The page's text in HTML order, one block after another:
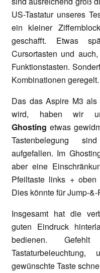
US-Tastatur unseres
ein kleiner
geschafft. Etwas
Cursortasten und
Funktionstasten.
Kombinationen geregelt.
Das das Aspire M3 als
wird, haben wir
Ghosting etwas
Tastenbelegung
aufgefallen. Im
aber eine
Pfeiltaste links + oben
Dies könnte für Jump-
Insgesamt hat die
guten Eindruck
bedienen.
gewünschte Taste